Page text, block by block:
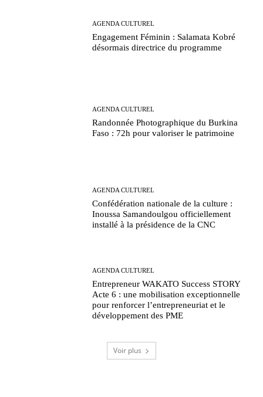
AGENDA CULTUREL
Engagement Féminin : Salamata Kobré
désormais directrice du programme
AGENDA CULTUREL
Randonnée Photographique du Burkina
Faso : 72h pour valoriser le patrimoine
AGENDA CULTUREL
Confédération nationale de la culture :
Inoussa Samandoulgou officiellement
installé à la présidence de la CNC
AGENDA CULTUREL
Entrepreneur WAKATO Success STORY
Acte 6 : une mobilisation exceptionnelle
pour renforcer l’entrepreneuriat et le
développement des PME
Voir plus